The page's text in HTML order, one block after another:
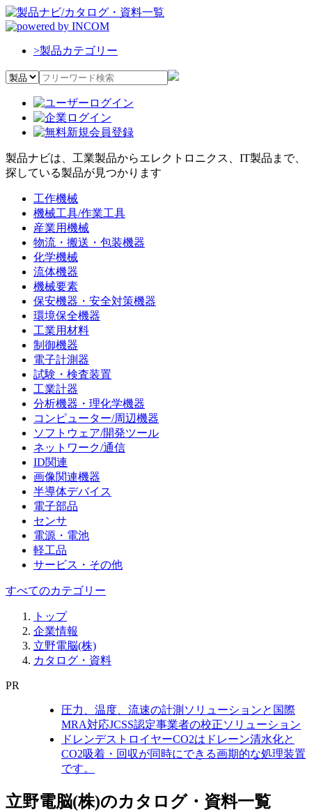
>製品カテゴリー
製品ナビは、工業製品からエレクトロニクス、IT製品まで、
探している製品が見つかります
工作機械
機械工具/作業工具
産業用機械
物流・搬送・包装機器
化学機械
流体機器
機械要素
保安機器・安全対策機器
環境保全機器
工業用材料
制御機器
電子計測器
試験・検査装置
工業計器
分析機器・理化学機器
コンピューター/周辺機器
ソフトウェア/開発ツール
ネットワーク/通信
ID関連
画像関連機器
半導体デバイス
電子部品
センサ
電源・電池
軽工品
サービス・その他
すべてのカテゴリー
トップ
企業情報
立野電脳(株)
カタログ・資料
PR
圧力、温度、流速の計測ソリューションと国際
MRA対応JCSS認定事業者の校正ソリューション
ドレンデストロイヤーCO2はドレーン清水化と
CO2吸着・回収が同時にできる画期的な処理装置
です。
立野電脳(株)のカタログ・資料一覧